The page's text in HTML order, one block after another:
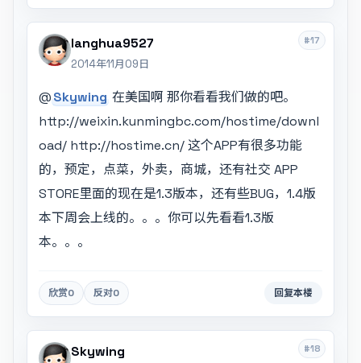
#17
langhua9527
2014年11月09日
@Skywing 在美国啊 那你看看我们做的吧。
http://weixin.kunmingbc.com/hostime/downl
oad/ http://hostime.cn/ 这个APP有很多功能
的，预定，点菜，外卖，商城，还有社交 APP
STORE里面的现在是1.3版本，还有些BUG，1.4版
本下周会上线的。。。你可以先看看1.3版
本。。。
欣赏0 反对0 回复本楼
#18
Skywing